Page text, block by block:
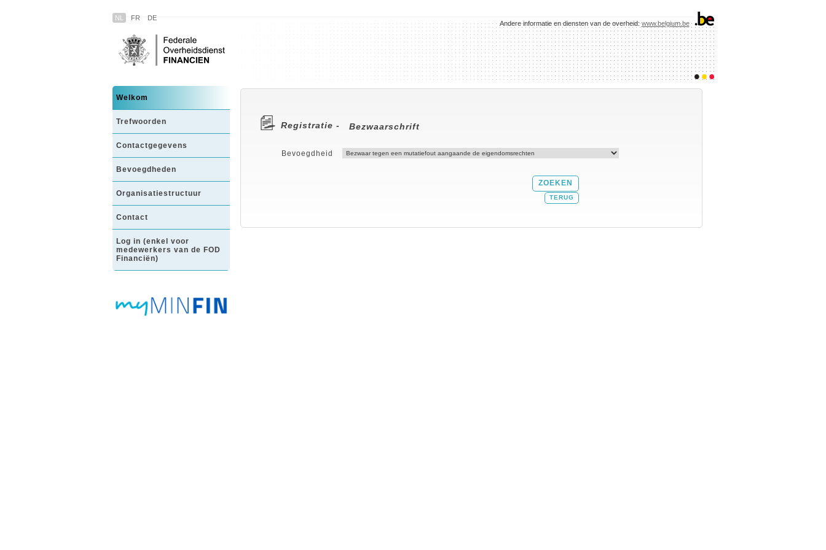
NL FR DE
Andere informatie en diensten van de overheid: www.belgium.be
Welkom
Trefwoorden
Contactgegevens
Bevoegdheden
Organisatiestructuur
Contact
Log in (enkel voor
medewerkers van de FOD
Financiën)
Registratie - Bezwaarschrift
Bevoegdheid
TERUG